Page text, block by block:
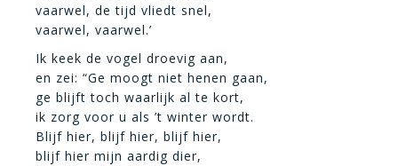
vaarwel, de tijd vliedt snel,
vaarwel, vaarwel.’
Ik keek de vogel droevig aan,
en zei: “Ge moogt niet henen gaan,
ge blijft toch waarlijk al te kort,
ik zorg voor u als ’t winter wordt.
Blijf hier, blijf hier, blijf hier,
blijf hier mijn aardig dier,